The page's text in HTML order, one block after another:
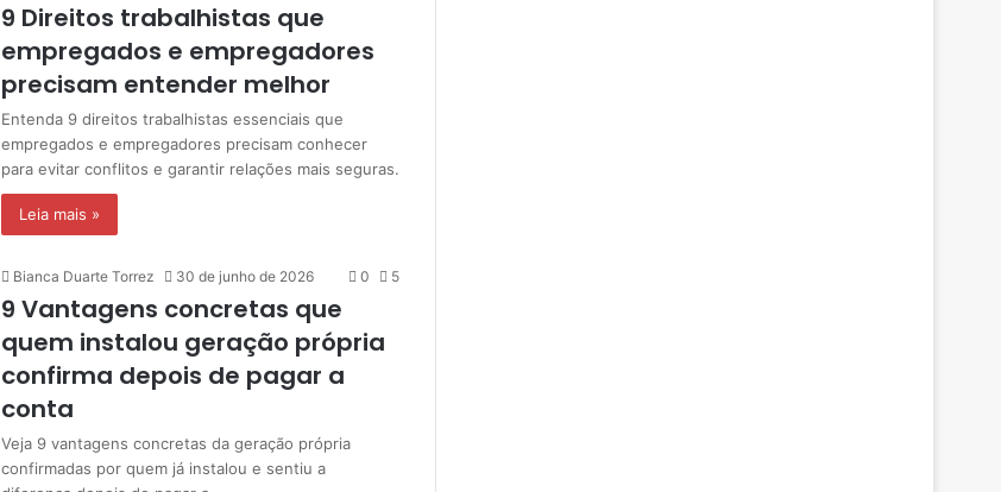
9 Direitos trabalhistas que
empregados e empregadores
precisam entender melhor
Entenda 9 direitos trabalhistas essenciais que
empregados e empregadores precisam conhecer
para evitar conflitos e garantir relações mais seguras.
Leia mais »
Bianca Duarte Torrez 30 de junho de 2026 0 5
9 Vantagens concretas que
quem instalou geração própria
confirma depois de pagar a
conta
Veja 9 vantagens concretas da geração própria
confirmadas por quem já instalou e sentiu a